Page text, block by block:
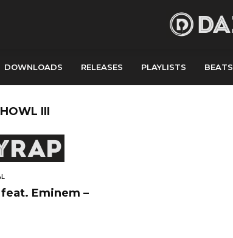
DOWNLOADS RELEASES PLAYLISTS BEATS
III
Eminem –